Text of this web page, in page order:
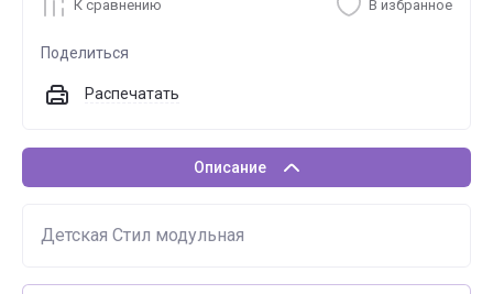
К сравнению В избранное
Поделиться
Распечатать
Описание
Детская Стил модульная